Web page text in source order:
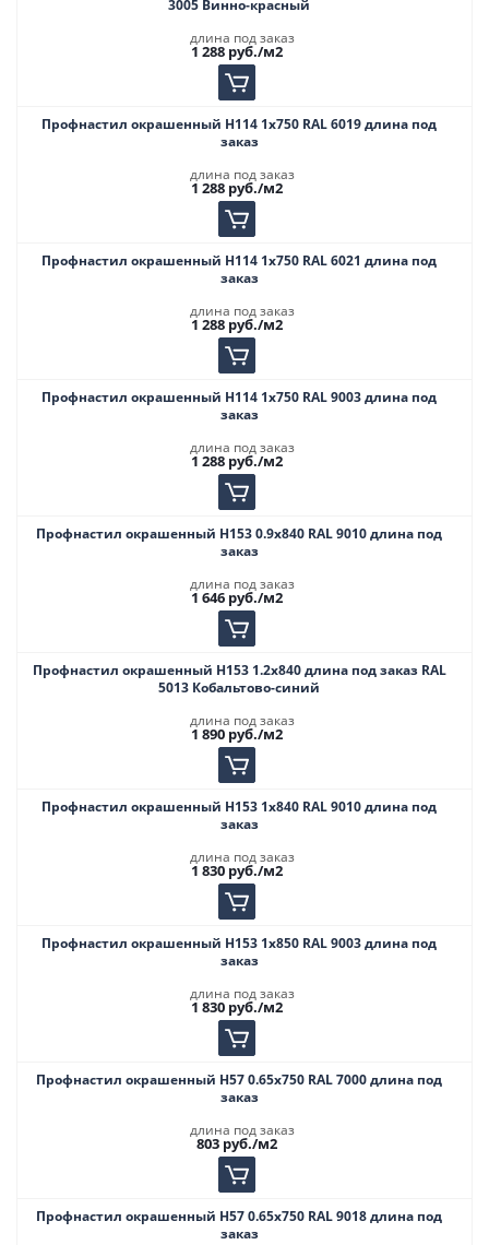
3005 Винно-красный
длина под заказ
1 288руб./м2
Профнастил окрашенный Н114 1х750 RAL 6019 длина под
заказ
длина под заказ
1 288руб./м2
Профнастил окрашенный Н114 1х750 RAL 6021 длина под
заказ
длина под заказ
1 288руб./м2
Профнастил окрашенный Н114 1х750 RAL 9003 длина под
заказ
длина под заказ
1 288руб./м2
Профнастил окрашенный Н153 0.9х840 RAL 9010 длина под
заказ
длина под заказ
1 646руб./м2
Профнастил окрашенный Н153 1.2х840 длина под заказ RAL
5013 Кобальтово-синий
длина под заказ
1 890руб./м2
Профнастил окрашенный Н153 1х840 RAL 9010 длина под
заказ
длина под заказ
1 830руб./м2
Профнастил окрашенный Н153 1х850 RAL 9003 длина под
заказ
длина под заказ
1 830руб./м2
Профнастил окрашенный Н57 0.65х750 RAL 7000 длина под
заказ
длина под заказ
803руб./м2
Профнастил окрашенный Н57 0.65х750 RAL 9018 длина под
заказ